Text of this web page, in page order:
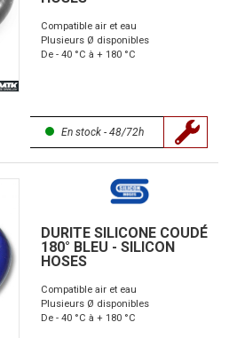
Compatible air et eau
Plusieurs Ø disponibles
De - 40 °C à + 180 °C
En stock - 48/72h
DURITE SILICONE COUDÉ
180° BLEU - SILICON
HOSES
Compatible air et eau
Plusieurs Ø disponibles
De - 40 °C à + 180 °C